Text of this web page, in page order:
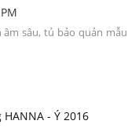
sâu, tủ bảo quản mẫu
- Ý 2016